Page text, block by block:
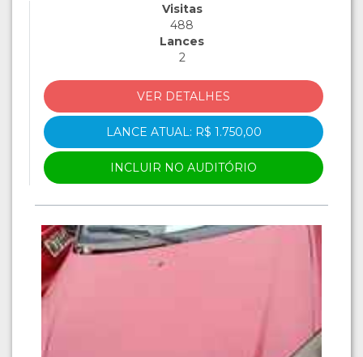
Visitas
488
Lances
2
VER DETALHES
LANCE ATUAL: R$ 1.750,00
INCLUIR NO AUDITÓRIO